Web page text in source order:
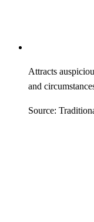
Attracts
and
Source: